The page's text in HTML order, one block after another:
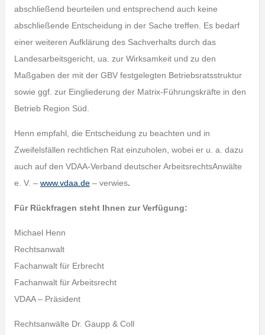
abschließend beurteilen und entsprechend auch keine
abschließende Entscheidung in der Sache treffen. Es bedarf
einer weiteren Aufklärung des Sachverhalts durch das
Landesarbeitsgericht, ua. zur Wirksamkeit und zu den
Maßgaben der mit der GBV festgelegten Betriebsratsstruktur
sowie ggf. zur Eingliederung der Matrix-Führungskräfte in den
Betrieb Region Süd.
Henn empfahl, die Entscheidung zu beachten und in
Zweifelsfällen rechtlichen Rat einzuholen, wobei er u. a. dazu
auch auf den VDAA-Verband deutscher ArbeitsrechtsAnwälte
e. V. – www.vdaa.de– verwies.
Für Rückfragen steht Ihnen zur Verfügung:
Michael Henn
Rechtsanwalt
Fachanwalt für Erbrecht
Fachanwalt für Arbeitsrecht
VDAA – Präsident
Rechtsanwälte Dr. Gaupp & Coll